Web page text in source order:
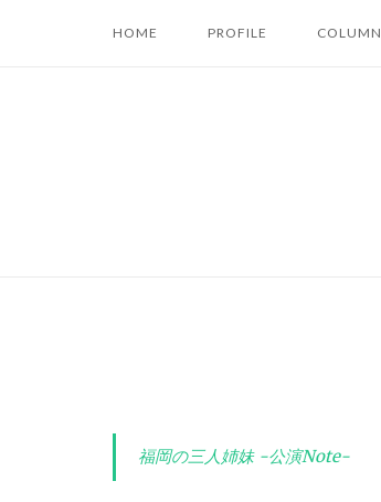
HOME PROFILE COLUMN
福岡の三人姉妹 -公演Note-